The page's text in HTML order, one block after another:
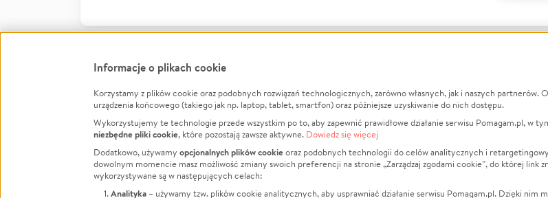
FacebookTwitter Instagram
LinkedInTikTok Youtube
Informacje
Jak to działa?
Regulamin
Polityka Prywatności
O nas
Opinie
Raporty
Za darmo
Informacje o plikach cookie
Korzystamy z plików cookie oraz podobnych rozwiązań technologicznych, zarówno własnych, jak i naszych
urządzenia końcowego (takiego jak np. laptop, tablet, smartfon) oraz późniejsze uzyskiwanie do nich dostępu.
Wykorzystujemy te technologie przede wszystkim po to, aby zapewnić prawidłowe działanie serwisu Pomagam.pl, w
niezbędne pliki cookie, które pozostają zawsze aktywne. Dowiedz się więcej
Dodatkowo, używamy opcjonalnych plików cookieoraz podobnych technologii do celów analitycznych i
dowolnym momencie masz możliwość zmiany swoich preferencji na stronie „Zarządzaj zgodami cookie”, do której link
wykorzystywane są w następujących celach:
Analityka – używamy tzw. plików cookie analitycznych, aby usprawniać działanie serwisu Pomagam.pl. Dzięki nim